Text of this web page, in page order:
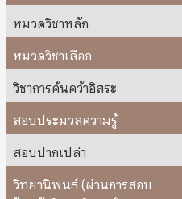
หมวดวิชาหลัก
หมวดวิชาเลือก
วิชาการค้นคว้าอิสระ
สอบประมวลความรู้
สอบปากเปล่า
วิทยานิพนธ์ (ผ่านการสอบ